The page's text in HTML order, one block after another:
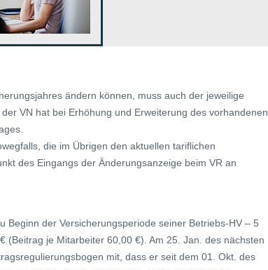
ändern können, muss auch der jeweilige
VN hat bei Erhöhung und Erweiterung des vorhandenen
die im Übrigen den aktuellen tariflichen
des Eingangs der Änderungsanzeige beim VR an
der Versicherungsperiode seiner Betriebs-HV – 5
(Beitrag je Mitarbeiter 60,00 €). Am 25. Jan. des nächsten
mit, dass er seit dem 01. Okt. des